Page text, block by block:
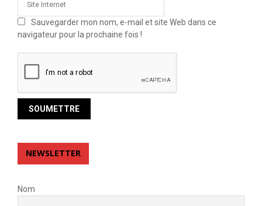
Sauvegarder mon nom, e-mail et site Web dans ce
navigateur pour la prochaine fois !
NEWSLETTER
Nom